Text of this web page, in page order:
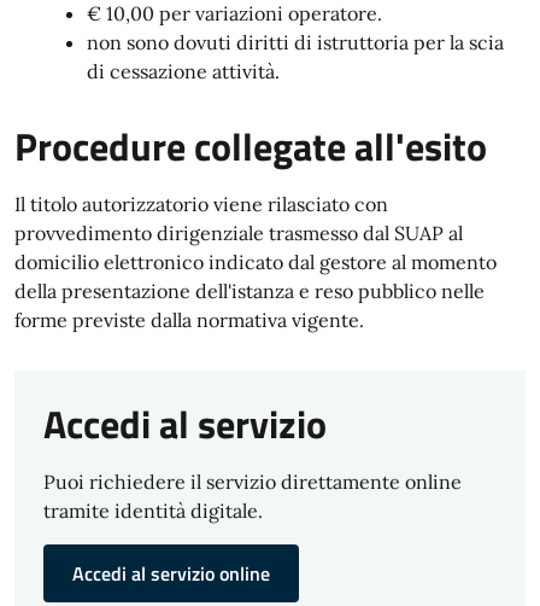
€ 10,00 per variazioni operatore.
non sono dovuti diritti di istruttoria per la scia
di cessazione attività.
Procedure collegate all'esito
Il titolo autorizzatorio viene rilasciato con
provvedimento dirigenziale trasmesso dal SUAP al
domicilio elettronico indicato dal gestore al momento
della presentazione dell'istanza e reso pubblico nelle
forme previste dalla normativa vigente.
Accedi al servizio
Puoi richiedere il servizio direttamente online
tramite identità digitale.
Accedi al servizio online